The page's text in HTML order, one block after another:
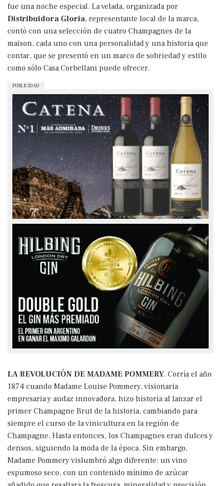
fue una noche especial. La velada, organizada por
Distribuidora Gloria, representante local de la marca,
contó con una selección de cuatro Champagnes de la
maison, cada uno con una personalidad y una historia que
contar, que se presentó en un marco de sobriedad y estilo
como sólo Casa Corbellani puede ofrecer.
PUBLICIDAD
LA REVOLUCIÓN DE MADAME POMMERY. Corría el año
1874 cuando Madame Louise Pommery, visionaria
empresaria y audaz innovadora, hizo historia al lanzar el
primer Champagne Brut de la historia, cambiando para
siempre el curso de la vinicultura en la región de
Champagne. Hasta entonces, los Champagnes eran dulces y
densos, siguiendo la moda de la época. Sin embargo,
Madame Pommery vislumbró algo diferente: un vino
espumoso seco, con un contenido mínimo de azúcar